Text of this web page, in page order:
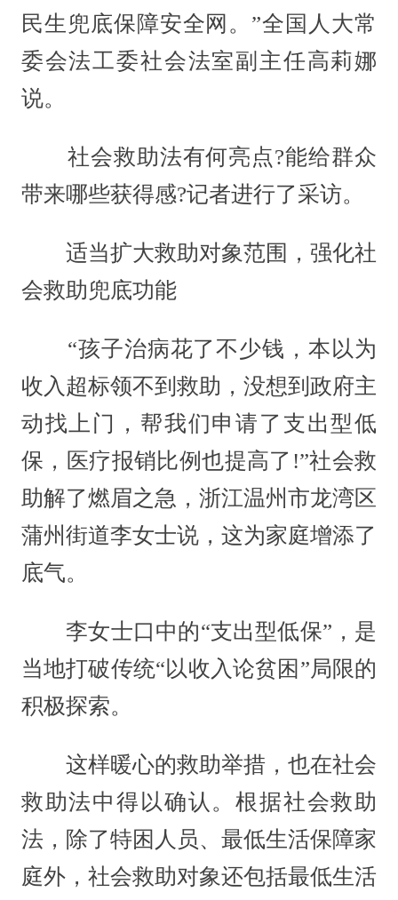
民生兜底保障安全网。”全国人大常
委会法工委社会法室副主任高莉娜
说。
社会救助法有何亮点?能给群众
带来哪些获得感?记者进行了采访。
适当扩大救助对象范围，强化社
会救助兜底功能
“孩子治病花了不少钱，本以为
收入超标领不到救助，没想到政府主
动找上门，帮我们申请了支出型低
保，医疗报销比例也提高了!”社会救
助解了燃眉之急，浙江温州市龙湾区
蒲州街道李女士说，这为家庭增添了
底气。
李女士口中的“支出型低保”，是
当地打破传统“以收入论贫困”局限的
积极探索。
这样暖心的救助举措，也在社会
救助法中得以确认。根据社会救助
法，除了特困人员、最低生活保障家
庭外，社会救助对象还包括最低生活